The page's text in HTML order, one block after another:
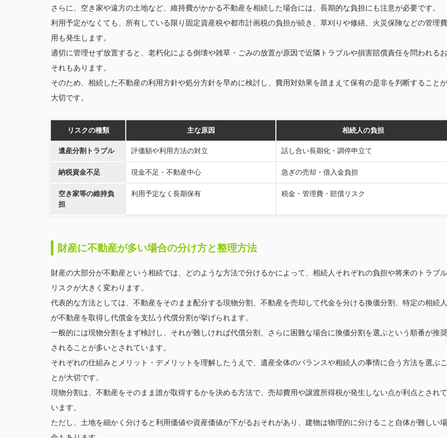
さらに、空き家や遠方の土地など、維持費がかかる不動産を相続した場合には、長期的な負担にも注意が必要です。
利用予定がなくても、所有している限り固定資産税や都市計画税の負担が続き、草刈りや修繕、火災保険などの管理費
用も発生します。
適切に管理せず放置すると、老朽化による倒壊や雑草・ごみの放置が原因で近隣トラブルや損害賠償責任を問われるお
それもあります。
そのため、相続した不動産の利用方針や処分方針を早めに検討し、費用対効果を踏まえて保有の是非を判断することが
大切です。
リスクの種類 主な原因 相続人の負担
遺産分割トラブル 評価額や利用方法の対立 話し合い長期化・調停申立て
納税資金不足 現金不足・不動産中心 急ぎの売却・借入金負担
空き家等の維持負
担
利用予定なく長期保有 税金・管理費・賠償リスク
財産に不動産が多い場合の分け方と整理方法
財産の大部分が不動産という相続では、どのような方法で分けるかによって、相続人それぞれの負担や将来のトラブル
リスクが大きく変わります。
代表的な方法としては、不動産をそのまま配分する現物分割、不動産を売却して代金を分ける換価分割、特定の相続人
が不動産を取得し代償金を支払う代償分割が挙げられます。
一般的には現物分割をまず検討し、それが難しければ代償分割、さらに困難な場合に換価分割を選ぶという順番が推奨
されることが多いとされています。
それぞれの仕組みとメリット・デメリットを理解したうえで、遺産全体のバランスや相続人の事情に合う方法を選ぶこ
とが大切です。
現物分割は、不動産をそのまま誰が取得するかを決める方法で、売却費用や譲渡所得税が発生しない点が利点とされて
います。
ただし、土地を細かく分けると利用価値や資産価値が下がるおそれがあり、建物は物理的に分けること自体が難しい場